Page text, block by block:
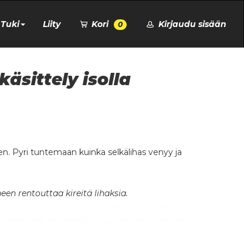
Tuki Liity Kori 0 Kirjaudu sisään
isolla
Pyri tuntemaan kuinka selkälihas venyy ja
rentouttaa kireitä lihaksia.